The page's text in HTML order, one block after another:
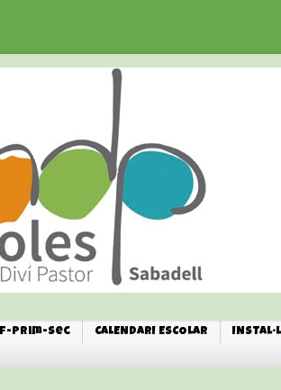
Prim-Sec CALENDARI ESCOLAR